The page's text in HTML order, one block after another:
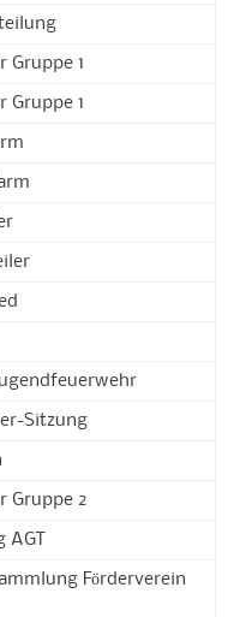
Gruppe 1
Gruppe 1
Sitzung
Gruppe 2
Förderverein